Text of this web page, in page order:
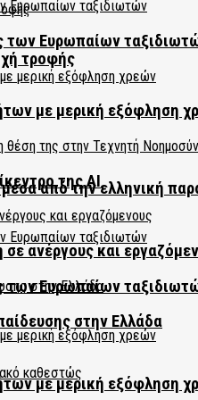
τροφής
από την ελληνική
των Ευρωπαίων
με μερική εξόφληση
των Ευρωπαίων
με μερική εξόφληση
της AI
ανέργους και
στην Ελλάδα